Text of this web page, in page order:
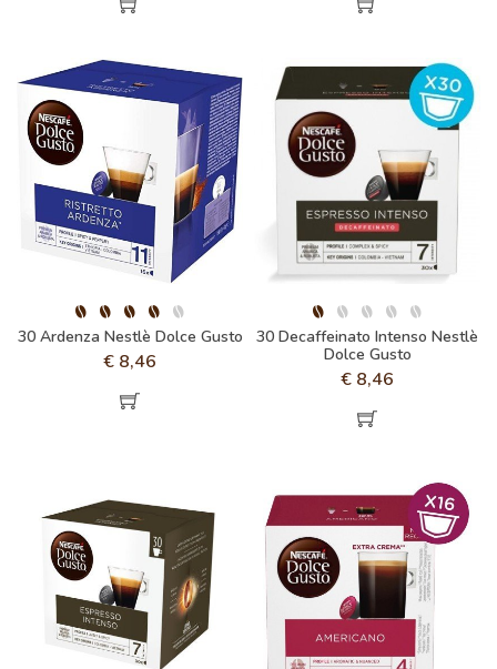
30 Ardenza Nestlè Dolce Gusto
€ 8,46
30 Decaffeinato Intenso Nestlè
Dolce Gusto
€ 8,46